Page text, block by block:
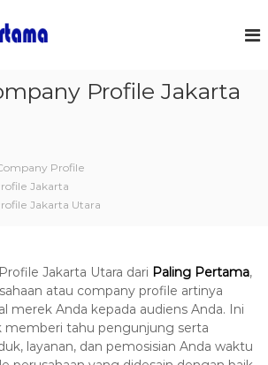
a
b
n
A
p
l
w
I
S
i
o
n
s
Profile Jakarta
Profile
Jakarta
Jakarta Utara
Jakarta Utara dari Paling Pertama,
atau company profile artinya
merek Anda kepada audiens Anda. Ini
memberi tahu pengunjung serta
layanan, dan pemosisian Anda waktu